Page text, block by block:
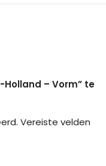
Holland – Vorm” te
Vereiste velden